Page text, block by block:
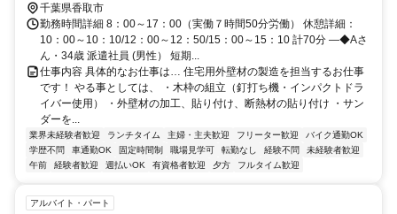
千葉県香取市
勤務時間詳細 8：00～17：00（実働７時間50分労働） 休憩詳細：
10：00～10：10/12：00～12：50/15：00～15：10 計70分 ―◆Aさ
ん・34歳 派遣社員 (男性） 短期...
仕事内容 具体的なお仕事は… 住宅用外壁材の製造を担当するお仕事
です！ やる事としては、 ・木枠の組立（釘打ち機・インパクトドラ
イバー使用） ・外壁材の加工、貼り付け、断熱材の貼り付け ・サン
ダーを...
業界未経験者歓迎 ランチタイム 主婦・主夫歓迎 フリーター歓迎
バイク通勤OK
学歴不問
車通勤OK 固定時間制 職場見学可 転勤なし 経験不問
未経験者歓迎
午前
経験者歓迎 週払いOK 有資格者歓迎 夕方 フルタイム歓迎
アルバイト・パート